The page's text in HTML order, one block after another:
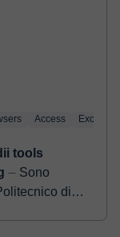
un email di
Access Excel
tools
⏤ Sono
di